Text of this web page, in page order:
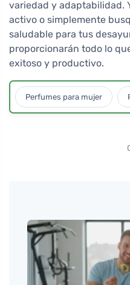
variedad y adaptabilidad.
activo o simplemente
saludable para tus
proporcionarán todo lo
exitoso y productivo.
Perfumes para mujer